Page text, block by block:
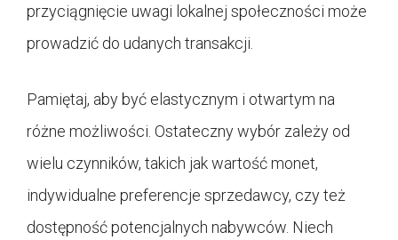
przyciągnięcie uwagi lokalnej społeczności może
prowadzić do udanych transakcji.
Pamiętaj, aby być elastycznym i otwartym na
różne możliwości. Ostateczny wybór zależy od
wielu czynników, takich jak wartość monet,
indywidualne preferencje sprzedawcy, czy też
dostępność potencjalnych nabywców. Niech